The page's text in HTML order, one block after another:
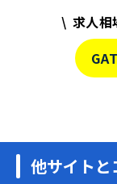
求人相
他サイトと